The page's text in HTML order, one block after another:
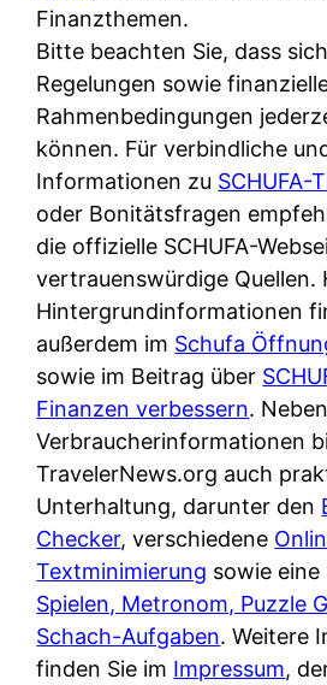
Finanzthemen.
Bitte beachten Sie, dass
Regelungen sowie
Rahmenbedingungen
können. Für verbindliche
Informationen zu SCHUFA-
oder Bonitätsfragen
die offizielle SCHUFA-
vertrauenswürdige Quellen.
Hintergrundinformationen
außerdem im Schufa
sowie im Beitrag über
Finanzen verbessern.
Verbraucherinformationen
TravelerNews.org auch
Unterhaltung, darunter den
Checker, verschiedene
Textminimierung sowie eine
Spielen, Metronom, Puzzle
Schach-Aufgaben. Weitere
finden Sie im Impressum,